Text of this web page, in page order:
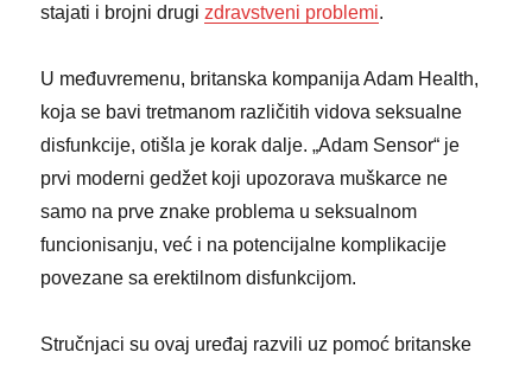
stajati i brojni drugi zdravstveni problemi.
U međuvremenu, britanska kompanija Adam Health,
koja se bavi tretmanom različitih vidova seksualne
disfunkcije, otišla je korak dalje. „Adam Sensor“ je
prvi moderni gedžet koji upozorava muškarce ne
samo na prve znake problema u seksualnom
funcionisanju, već i na potencijalne komplikacije
povezane sa erektilnom disfunkcijom.
Stručnjaci su ovaj uređaj razvili uz pomoć britanske